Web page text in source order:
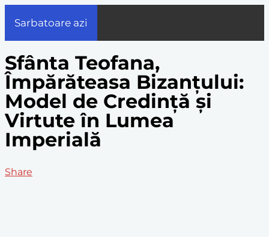
Sarbatoare azi
Sfânta Teofana,
Împărăteasa Bizanțului:
Model de Credință și
Virtute în Lumea
Imperială
Share